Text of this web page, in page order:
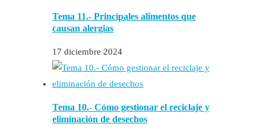
Tema 11.- Principales alimentos que
causan alergias
17 diciembre 2024
Tema 10.- Cómo gestionar el reciclaje y
eliminación de desechos